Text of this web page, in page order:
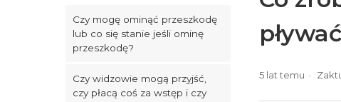
Czy mogę ominąć przeszkodę
lub co się stanie jeśli ominę
przeszkodę?
Czy widzowie mogą przyjść,
czy płacą coś za wstęp i czy
5 lat temu